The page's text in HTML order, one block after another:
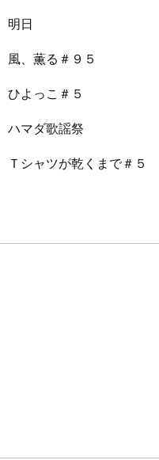
明日
風、薫る＃９５
ひよっこ＃５
ハマダ歌謡祭
Ｔシャツが乾くまで＃５